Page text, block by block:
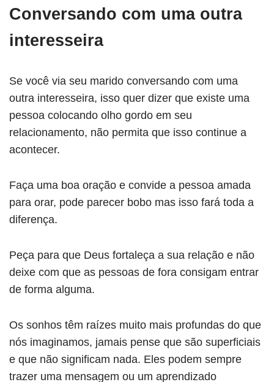
Conversando com uma outra
interesseira
Se você via seu marido conversando com uma
outra interesseira, isso quer dizer que existe uma
pessoa colocando olho gordo em seu
relacionamento, não permita que isso continue a
acontecer.
Faça uma boa oração e convide a pessoa amada
para orar, pode parecer bobo mas isso fará toda a
diferença.
Peça para que Deus fortaleça a sua relação e não
deixe com que as pessoas de fora consigam entrar
de forma alguma.
Os sonhos têm raízes muito mais profundas do que
nós imaginamos, jamais pense que são superficiais
e que não significam nada. Eles podem sempre
trazer uma mensagem ou um aprendizado